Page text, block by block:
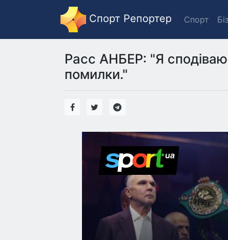
Спорт Репортер Спорт
Расс АНБЕР: "Я
помилки."